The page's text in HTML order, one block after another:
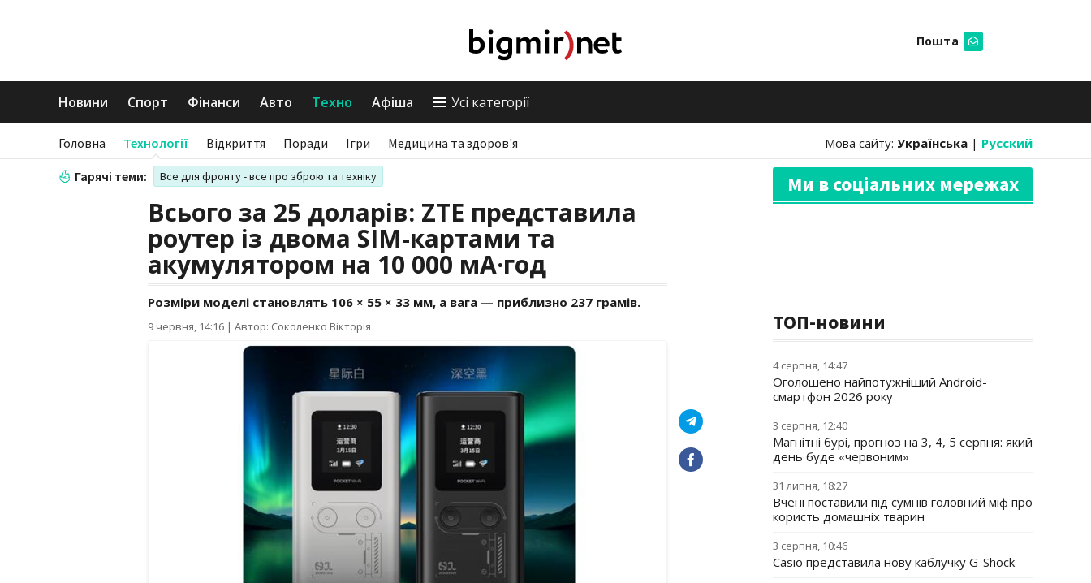
Пошта
Новини Спорт Фінанси Авто Техно Афіша Усі категорії
Головна Технології Відкриття Поради Ігри Медицина та здоров'я Мова сайту: Українська | Русский
Гарячі теми: Все для фронту - все про зброю та техніку
Всього за 25 доларів: ZTE представила
роутер із двома SIM-картами та
акумулятором на 10 000 мА·год
Розміри моделі становлять 106 × 55 × 33 мм, а вага — приблизно 237 грамів.
9 червня, 14:16 | Автор: Соколенко Вікторія
Ми в соціальних мережах
ТОП-новини
4 серпня, 14:47
Оголошено найпотужніший Android-
смартфон 2026 року
3 серпня, 12:40
Магнітні бурі, прогноз на 3, 4, 5 серпня: який
день буде «червоним»
31 липня, 18:27
Вчені поставили під сумнів головний міф про
користь домашніх тварин
3 серпня, 10:46
Casio представила нову каблучку G-Shock